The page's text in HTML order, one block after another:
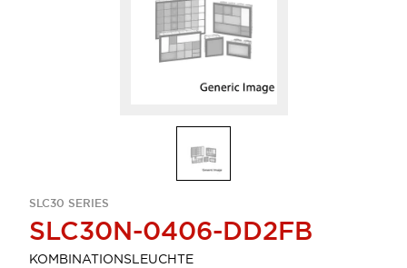
SLC30 SERIES
SLC30N-0406-DD2FB
KOMBINATIONSLEUCHTE